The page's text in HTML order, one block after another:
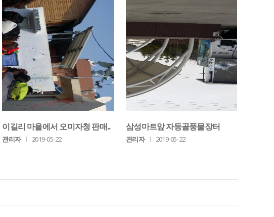
이길리 마을에서 오미자청 판매..
관리자 ㅣ 2019-05-22
삼성마트앞 자등골풍물장터
관리자 ㅣ 2019-05-22